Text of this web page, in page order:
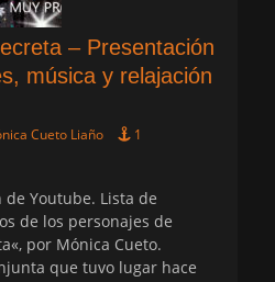
– Presentación
música y relajación
Cueto Liaño
1
Youtube. Lista de
de los personajes de
por Mónica Cueto.
que tuvo lugar hace